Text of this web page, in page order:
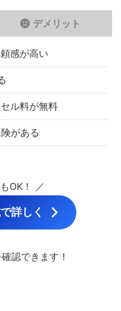
デメリット
感が高い
ル料が無料
がある
OK！ ／
詳しく
認できます！